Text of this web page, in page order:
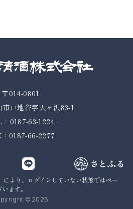
〒014-0801
市戸地谷字天ヶ沢83-1
0187-63-1224
0187-66-2277
より、ログインしていない状態ではペー
ます。
© 2026